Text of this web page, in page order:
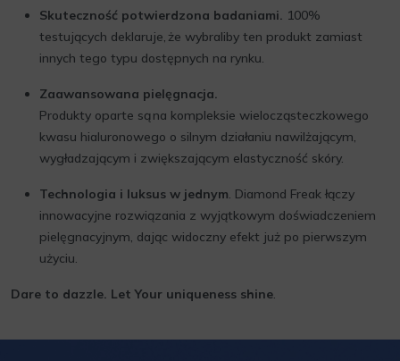
Skuteczność potwierdzona badaniami.
100%
testujących deklaruje, że wybraliby ten produkt zamiast
innych tego typu dostępnych na rynku.
Zaawansowana pielęgnacja.
Produkty oparte są na kompleksie wielocząsteczkowego
kwasu hialuronowego o silnym działaniu nawilżającym,
wygładzającym i zwiększającym elastyczność skóry.
Technologia i luksus w jednym . Diamond Freak łączy
innowacyjne rozwiązania z wyjątkowym doświadczeniem
pielęgnacyjnym, dając widoczny efekt już po pierwszym
użyciu.
Dare to dazzle. Let Your uniqueness shine